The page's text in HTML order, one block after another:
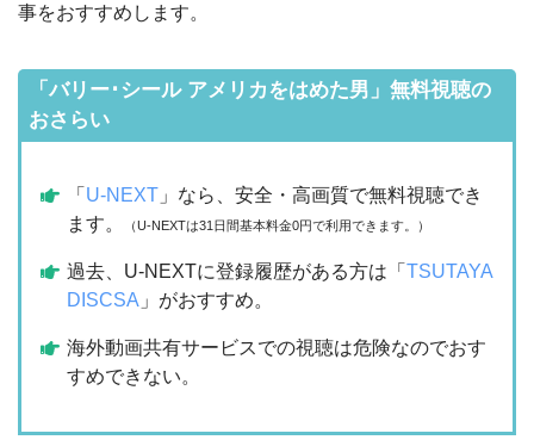
事をおすすめします。
「バリー･シール アメリカをはめた男」無料視聴の
おさらい
「 U-NEXT 」なら、安全・高画質で無料視聴でき
ます。
（U-NEXTは31日間基本料金0円で利用できます。）
過去、U-NEXTに登録履歴がある方は「TSUTAYA
DISCSA 」がおすすめ。
海外動画共有サービスでの視聴は危険なのでおす
すめできない。